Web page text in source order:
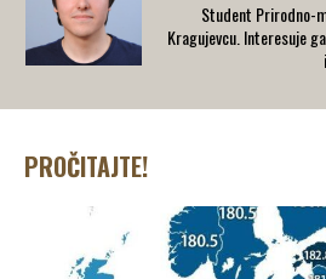
Student Prirodno-
Kragujevcu. Interesuje
PROČITAJTE!